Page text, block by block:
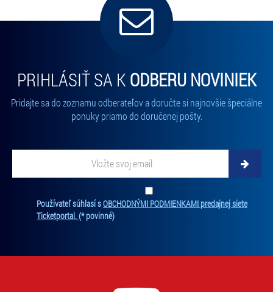
PRIHLÁSIŤ SA K ODBERU NOVINIEK
Pridajte sa do zoznamu odberateľov a doručte si najnovšie špeciálne
ponuky priamo do doručenej pošty.
Používateľ súhlasí sOBCHODNÝMI PODMIENKAMI predajnej siete
Ticketportal.(* povinné)